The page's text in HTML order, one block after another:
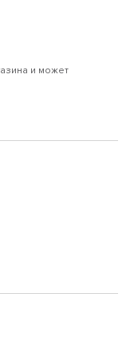
и может